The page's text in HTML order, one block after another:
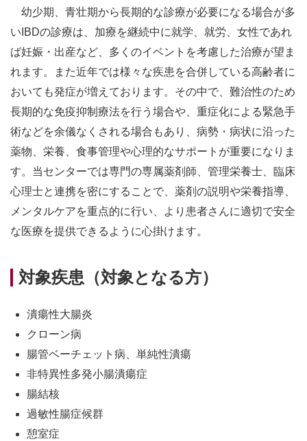
幼少期、青壮期から長期的な診療が必要になる場合が多
いIBDの診療は、加療を継続中に就学、就労、女性であれ
ば妊娠・出産など、多くのイベントを考慮した治療が望ま
れます。また近年では様々な疾患を合併している高齢者に
おいても発症が増えております。その中で、難治性のため
長期的な免疫抑制療法を行う場合や、重症化による緊急手
術などを余儀なくされる場合もあり、病勢・病状に沿った
薬物、栄養、食事管理や心理的なサポートが重要になりま
す。当センターでは専門の専属薬剤師、管理栄養士、臨床
心理士と連携を密にすることで、薬剤の説明や栄養指導、
メンタルケアを重点的に行い、より患者さんに適切で安全
な医療を提供できるように心掛けます。
対象疾患（対象となる方）
潰瘍性大腸炎
クローン病
腸管ベーチェット病、単純性潰瘍
非特異性多発小腸潰瘍症
腸結核
過敏性腸症候群
憩室症